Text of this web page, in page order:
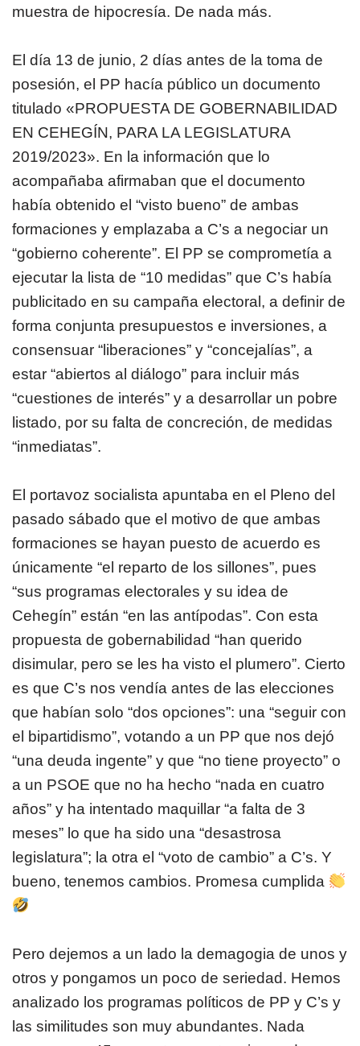
muestra de hipocresía. De nada más.
El día 13 de junio, 2 días antes de la toma de
posesión, el PP hacía público un documento
titulado «PROPUESTA DE GOBERNABILIDAD
EN CEHEGÍN, PARA LA LEGISLATURA
2019/2023». En la información que lo
acompañaba afirmaban que el documento
había obtenido el “visto bueno” de ambas
formaciones y emplazaba a C’s a negociar un
“gobierno coherente”. El PP se comprometía a
ejecutar la lista de “10 medidas” que C’s había
publicitado en su campaña electoral, a definir de
forma conjunta presupuestos e inversiones, a
consensuar “liberaciones” y “concejalías”, a
estar “abiertos al diálogo” para incluir más
“cuestiones de interés” y a desarrollar un pobre
listado, por su falta de concreción, de medidas
“inmediatas”.
El portavoz socialista apuntaba en el Pleno del
pasado sábado que el motivo de que ambas
formaciones se hayan puesto de acuerdo es
únicamente “el reparto de los sillones”, pues
“sus programas electorales y su idea de
Cehegín” están “en las antípodas”. Con esta
propuesta de gobernabilidad “han querido
disimular, pero se les ha visto el plumero”. Cierto
es que C’s nos vendía antes de las elecciones
que habían solo “dos opciones”: una “seguir con
el bipartidismo”, votando a un PP que nos dejó
“una deuda ingente” y que “no tiene proyecto” o
a un PSOE que no ha hecho “nada en cuatro
años” y ha intentado maquillar “a falta de 3
meses” lo que ha sido una “desastrosa
legislatura”; la otra el “voto de cambio” a C’s. Y
bueno, tenemos cambios. Promesa cumplida
Pero dejemos a un lado la demagogia de unos y
otros y pongamos un poco de seriedad. Hemos
analizado los programas políticos de PP y C’s y
las similitudes son muy abundantes. Nada